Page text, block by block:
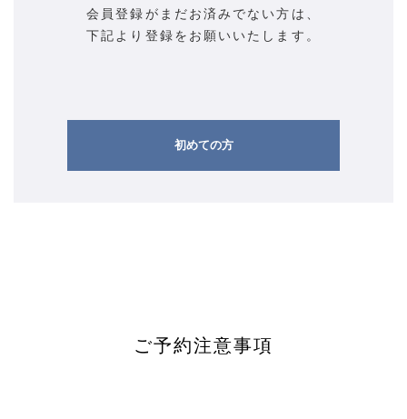
会員登録がまだお済みでない方は、
下記より登録をお願いいたします。
初めての方
ご予約注意事項